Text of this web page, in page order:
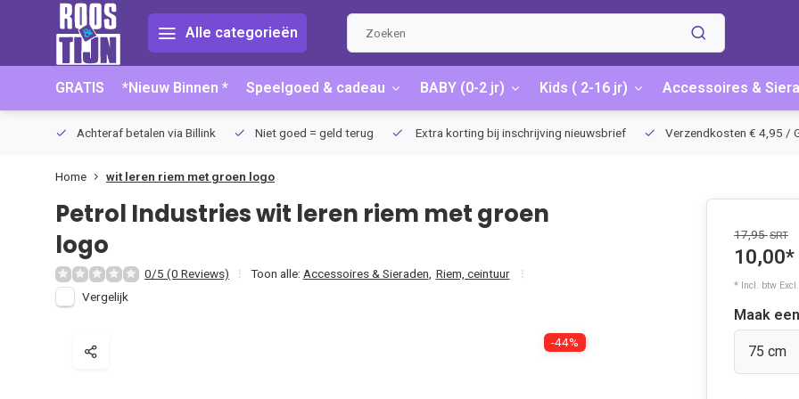
Alle categorieën
GRATIS *Nieuw Binnen * Speelgoed & cadeau BABY (0-2 jr) Kids ( 2-16 jr) Accessoires &
Achteraf betalen via Billink Niet goed = geld terug Extra korting bij inschrijving nieuwsbrief Verzendkosten € 4,95 /
Home wit leren riem met groen logo
Petrol Industrieswit leren riem met groen
logo
0/5 (0 Reviews) Toon alle: Accessoires & Sieraden Riem, ceintuur
Vergelijk
-44%
17,95SRT
10,00*
* Incl. btw Excl.
Maak
75 cm